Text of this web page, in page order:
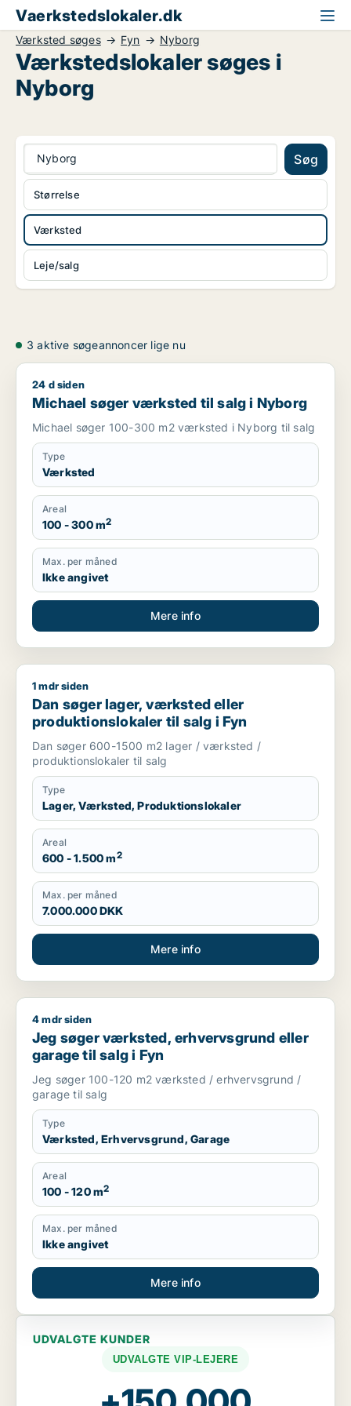
Vaerkstedslokaler.dk
Værksted søges Fyn Nyborg
Værkstedslokaler søges i
Nyborg
Nyborg Søg
Værksted
Leje/salg
Størrelse
3 aktive søgeannoncer lige nu
Michael søger værksted til salg i Nyborg
24 d siden
Michael søger værksted til salg i Nyborg
Michael søger 100-300 m2 værksted i Nyborg til salg
Type
Værksted
Areal
100 - 300 m2
Max. per måned
Ikke angivet
Mere info
Dan søger lager, værksted eller produktionslokaler til salg i
1 mdr siden
Dan søger lager, værksted eller
produktionslokaler til salg i Fyn
Dan søger 600-1500 m2 lager / værksted /
produktionslokaler til salg
Type
Lager, Værksted, Produktionslokaler
Areal
600 - 1.500 m2
Max. per måned
7.000.000 DKK
Mere info
Jeg søger værksted, erhvervsgrund eller garage til salg i
4 mdr siden
Jeg søger værksted, erhvervsgrund eller
garage til salg i Fyn
Jeg søger 100-120 m2 værksted / erhvervsgrund /
garage til salg
Type
Værksted, Erhvervsgrund, Garage
Areal
100 - 120 m2
Max. per måned
Ikke angivet
Mere info
UDVALGTE KUNDER
UDVALGTE VIP-LEJERE